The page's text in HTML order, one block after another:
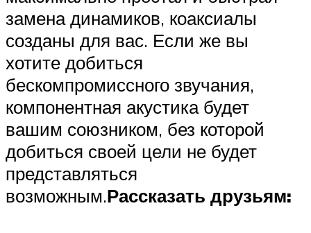
замена динамиков, коаксиалы
созданы для вас. Если же вы
хотите добиться
бескомпромиссного звучания,
компонентная акустика будет
вашим союзником, без которой
добиться своей цели не будет
представляться
возможным.Рассказать друзьям: